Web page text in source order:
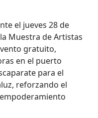
el jueves 28 de
Muestra de Artistas
gratuito,
en el puerto
para el
reforzando el